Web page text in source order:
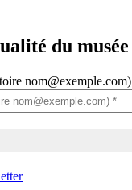
du musée
nom@exemple.com)